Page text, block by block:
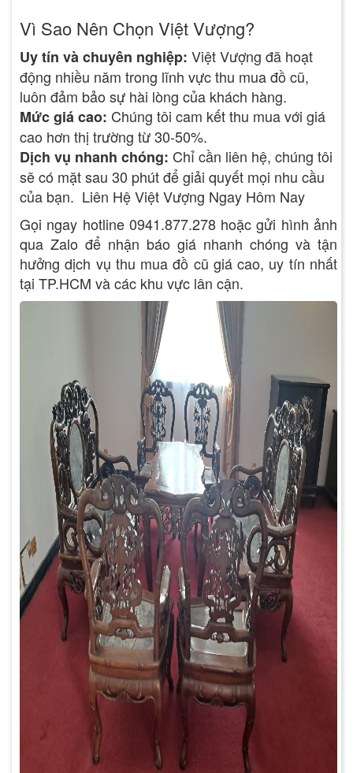
Vì Sao Nên Chọn Việt Vượng?
Uy tín và chuyên nghiệp: Việt Vượng đã hoạt
động nhiều năm trong lĩnh vực thu mua đồ cũ,
luôn đảm bảo sự hài lòng của khách hàng.
Mức giá cao: Chúng tôi cam kết thu mua với giá
cao hơn thị trường từ 30-50%.
Dịch vụ nhanh chóng: Chỉ cần liên hệ, chúng tôi
sẽ có mặt sau 30 phút để giải quyết mọi nhu cầu
của bạn. Liên Hệ Việt Vượng Ngay Hôm Nay
Gọi ngay hotline 0941.877.278 hoặc gửi hình ảnh
qua Zalo để nhận báo giá nhanh chóng và tận
hưởng dịch vụ thu mua đồ cũ giá cao, uy tín nhất
tại TP.HCM và các khu vực lân cận.